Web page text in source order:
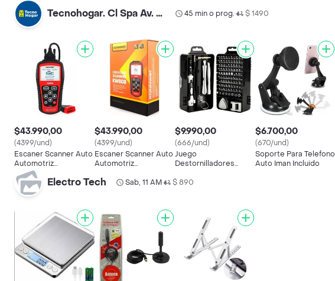
Tecnohogar. Cl Spa Av. Matta 45 min o prog.• $ 1490
$43.990,00
(4399/und)
Escaner Scanner Auto
Automotriz
Autodiagnostico
Multimarca
$43.990,00
(4399/und)
Escaner Scanner Auto
Automotriz
Multimarca
$9.990,00
(666/und)
Juego
Destornilladores
Teléfono Notebook
$6.700,00
(670/und)
Soporte Para Telefono
Auto Iman Incluido
Electro Tech Sab, 11 AM• $ 890